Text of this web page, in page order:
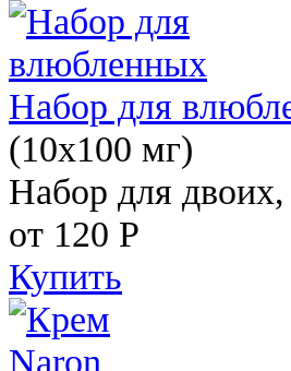
Набор для
(10х100 мг)
Набор для двоих,
от 120 Р
Купить